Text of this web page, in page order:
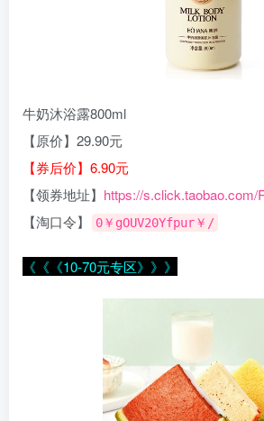
牛奶沐浴露800ml
【原价】29.90元
【券后价】6.90元
【领券地址】 https://s.click.taobao.com/
【淘口令】
0￥gOUV20Yfpur￥/
《《《10-70元专区》》》